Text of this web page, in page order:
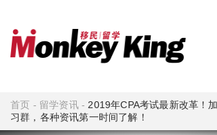
首页 - 留学资讯- 2019年CPA考试最新改革！
习群，各种资讯第一时间了解！